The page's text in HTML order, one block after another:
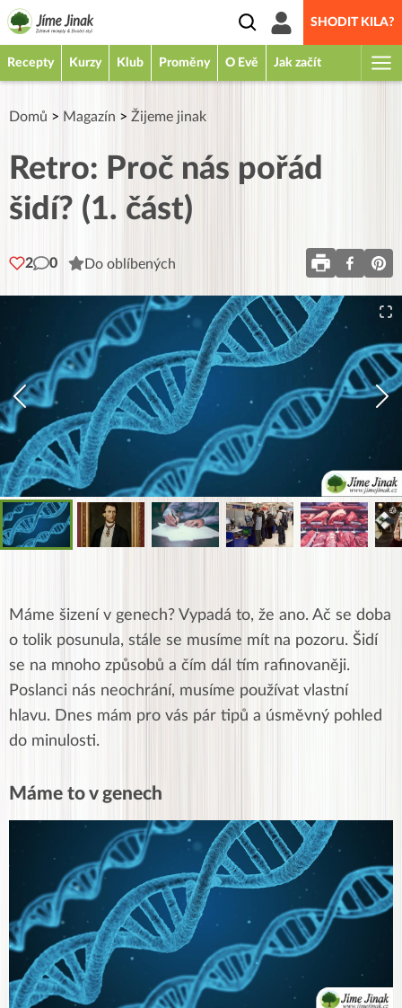
SHODIT KILA?
Recepty Kurzy Klub Proměny O Evě Jak začít
Domů > Magazín > Žijeme jinak
Retro: Proč nás pořád
šidí? (1. část)
2 0 Do oblíbených
Máme šizení v genech? Vypadá to, že ano. Ač se doba
o tolik posunula, stále se musíme mít na pozoru. Šidí
se na mnoho způsobů a čím dál tím rafinovaněji.
Poslanci nás neochrání, musíme používat vlastní
hlavu. Dnes mám pro vás pár tipů a úsměvný pohled
do minulosti.
Máme to v genech